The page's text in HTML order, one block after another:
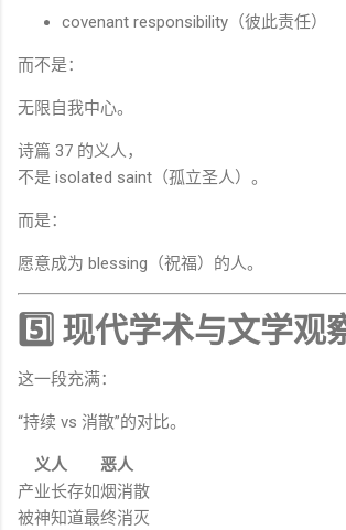
covenant responsibility（彼此责任）
而不是：
无限自我中心。
诗篇 37 的义人，
不是 isolated saint（孤立圣人）。
而是：
愿意成为 blessing（祝福）的人。
5️⃣ 现代学术与文学观
这一段充满：
“持续 vs 消散”的对比。
义人
恶人
产业长存如烟消散
被神知道最终消灭